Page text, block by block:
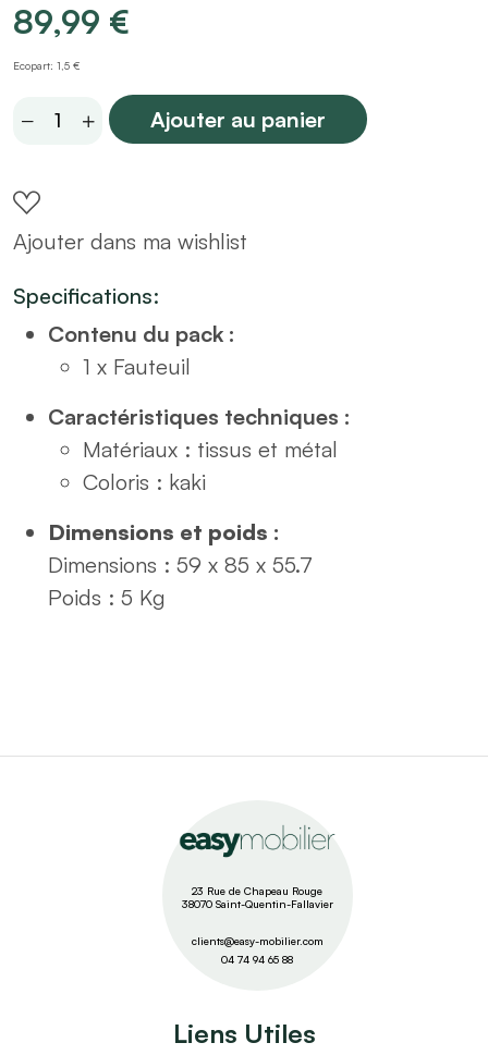
89,99 €
Ecopart: 1,5 €
Fauteuil
kaki
quantity
Ajouter au panier
Ajouter dans ma wishlist
Specifications:
Contenu du pack :
1 x Fauteuil
Caractéristiques techniques :
Matériaux : tissus et métal
Coloris : kaki
Dimensions et poids :
Dimensions : 59 x 85 x 55.7
Poids : 5 Kg
23 Rue de Chapeau Rouge
38070 Saint-Quentin-Fallavier
clients@easy-mobilier.com
04 74 94 65 88
Liens Utiles